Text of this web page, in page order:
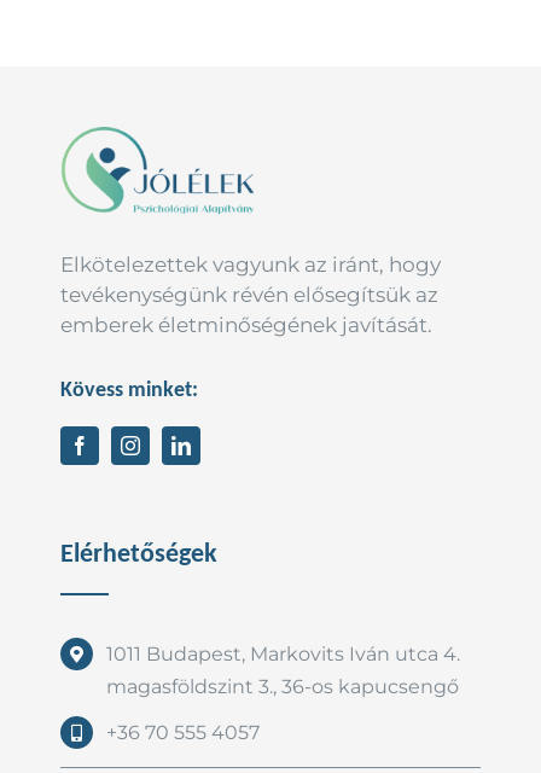
Elkötelezettek vagyunk az iránt, hogy
tevékenységünk révén elősegítsük az
emberek életminőségének javítását.
Kövess minket:
Elérhetőségek
1011 Budapest, Markovits Iván utca 4.
magasföldszint 3., 36-os kapucsengő
+36 70 555 4057